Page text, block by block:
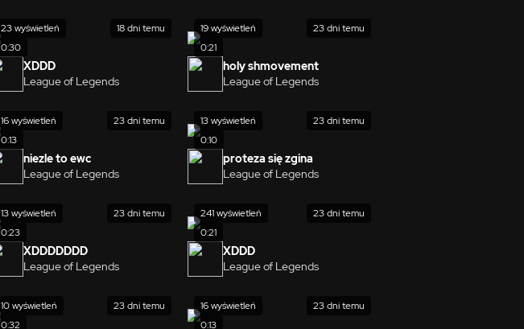
0:30
23 wyświetleń 18 dni temu
XDDD
League of Legends
0:21
19 wyświetleń 23 dni temu
holy shmovement
League of Legends
0:13
16 wyświetleń 23 dni temu
niezle to ewc
League of Legends
0:10
13 wyświetleń 23 dni temu
proteza się zgina
League of Legends
0:23
13 wyświetleń 23 dni temu
XDDDDDDD
League of Legends
0:21
241 wyświetleń 23 dni temu
XDDD
League of Legends
0:32
10 wyświetleń 23 dni temu
0:13
16 wyświetleń 23 dni temu